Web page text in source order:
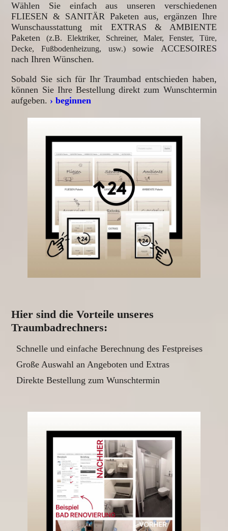
Wählen Sie einfach aus unseren verschiedenen
FLIESEN & SANITÄR Paketen aus, ergänzen Ihre
Wunschausstattung mit EXTRAS & AMBIENTE
Paketen (z.B. Elektriker, Schreiner, Maler, Fenster, Türe,
Decke, Fußbodenheizung, usw.)sowie ACCESOIRES
nach Ihren Wünschen.
Sobald Sie sich für Ihr Traumbad entschieden haben,
können Sie Ihre Bestellung direkt zum Wunschtermin
aufgeben. › beginnen
Hier sind die Vorteile unseres
Traumbadrechners:
Schnelle und einfache Berechnung des Festpreises
Große Auswahl an Angeboten und Extras
Direkte Bestellung zum Wunschtermin